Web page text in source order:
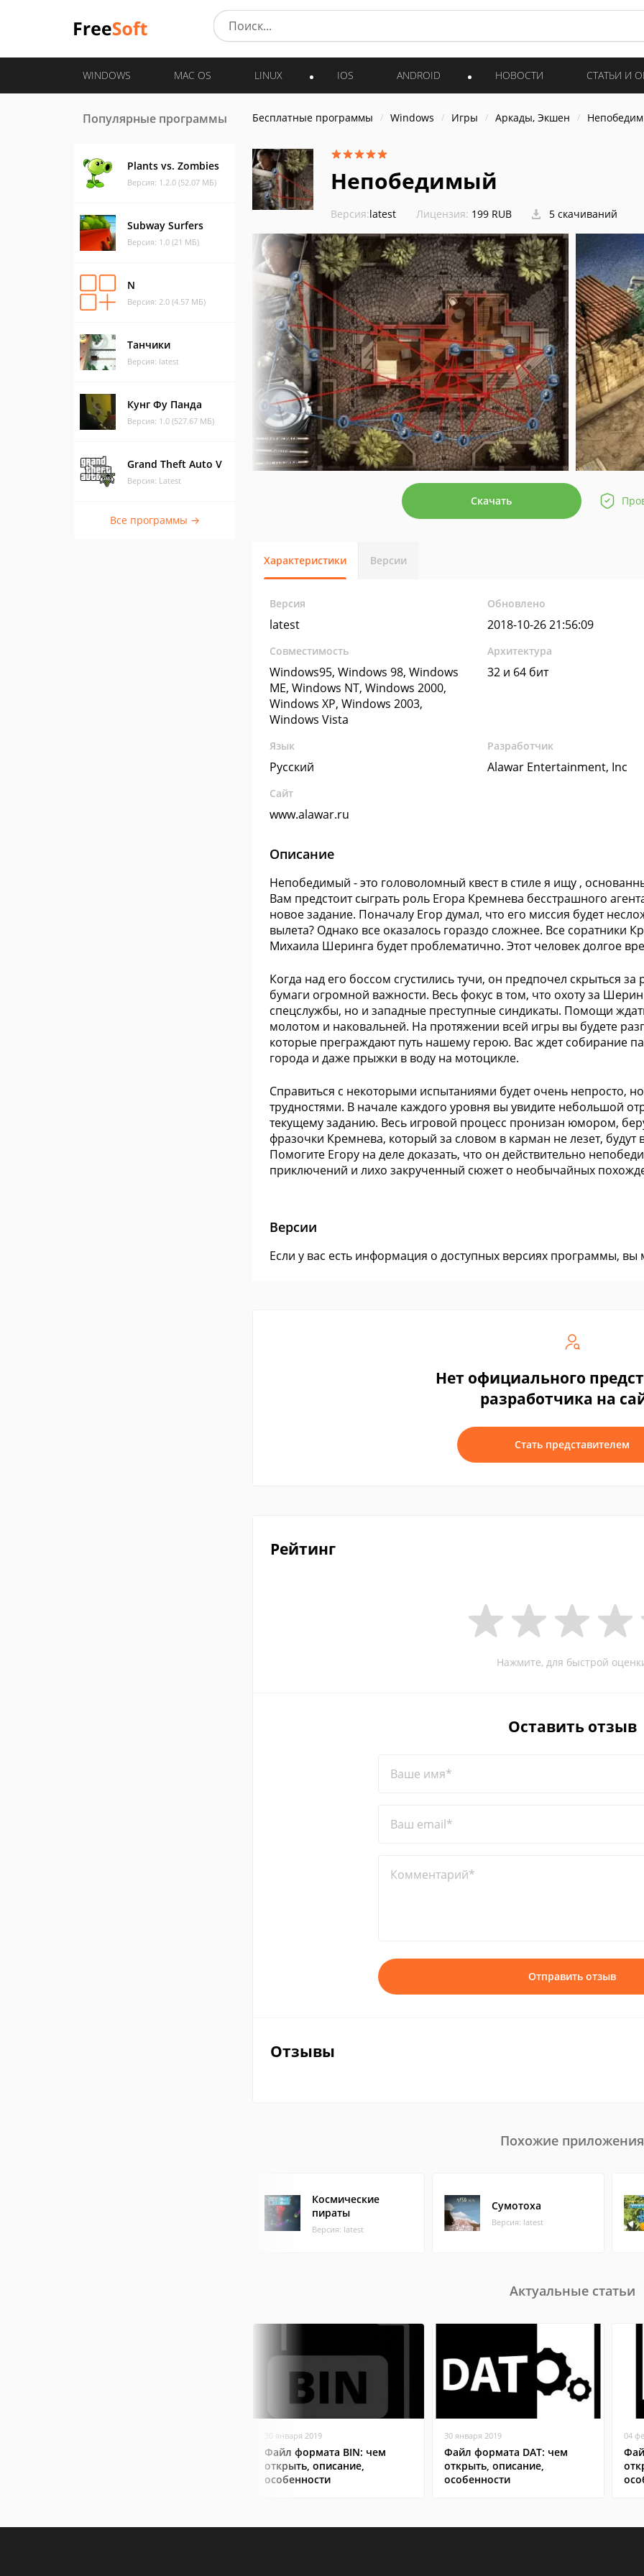
WINDOWS MAC OS LINUX IOS ANDROID НОВОСТИ СТАТЬИ И
Популярные программы
Plants vs. Zombies
Версия: 1.2.0 (52.07 МБ)
Subway Surfers
Версия: 1.0 (21 МБ)
N
Версия: 2.0 (4.57 МБ)
Танчики
Версия: latest
Кунг Фу Панда
Версия: 1.0 (527.67 МБ)
Grand Theft Auto V
Версия: Latest
Все программы →
Бесплатные программы Windows Игры Аркады, Экшен
Непобедимый
Версия:latest Лицензия: 199 RUB 5 скачиваний
Скачать
Характеристики Версии
Версия
latest
Обновлено
2018-10-26 21:56:09
Совместимость
Windows95, Windows 98, Windows
ME, Windows NT, Windows 2000,
Windows XP, Windows 2003,
Windows Vista
Архитектура
32 и 64 бит
Язык
Русский
Разработчик
Alawar Entertainment, Inc
Сайт
www.alawar.ru
Описание
Непобедимый - это головоломный квест в стиле я ищу ,
Вам предстоит сыграть роль Егора Кремнева бесстрашного
новое задание. Поначалу Егор думал, что его миссия будет
вылета? Однако все оказалось гораздо сложнее. Все соратники
Михаила Шеринга будет проблематично. Этот человек долгое
Когда над его боссом сгустились тучи, он предпочел скрыться
бумаги огромной важности. Весь фокус в том, что охоту за
спецслужбы, но и западные преступные синдикаты. Помощи
молотом и наковальней. На протяжении всей игры вы будете
которые преграждают путь нашему герою. Вас ждет собирание
города и даже прыжки в воду на мотоцикле.
Справиться с некоторыми испытаниями будет очень непросто, но
трудностями. В начале каждого уровня вы увидите небольшой
текущему заданию. Весь игровой процесс пронизан юмором,
фразочки Кремнева, который за словом в карман не лезет, будут
Помогите Егору на деле доказать, что он действительно
приключений и лихо закрученный сюжет о необычайных
Версии
Если у вас есть информация о доступных версиях программы,
Нет официального
разработчика на
Стать представителем
Рейтинг
Нажмите, для быстрой
Оставить отзыв
Ваше имя*
Ваш email*
Комментарий*
Отправить отзыв
Отзывы
Похожие приложения
Космические
пираты
Версия: latest
Сумотоха
Версия: latest
Актуальные статьи
30 января 2019
Файл формата BIN: чем
открыть, описание,
особенности
30 января 2019
Файл формата DAT: чем
открыть, описание,
особенности
04